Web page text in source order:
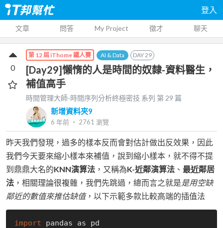
登入
文章 問答 My Project 徵才 聊天
第 12 屆 iThome 鐵人賽 AI & Data DAY29
[Day29]懶惰的人是時間的奴隸-資料醫生，
補值高手
時間管理大師-時間序列分析終極密技 系列 第29 篇
新增資料夾9
6 年前 ‧ 2761 瀏覽
0
昨天我們發現，過多的樣本反而會對估計做出反效果，因此
我們今天要來縮小樣本來補值，說到縮小樣本，就不得不提
到鼎鼎大名的KNN演算法 ，又稱為K-近鄰演算法 、 最近鄰居
法 ，相關理論很複雜，我們先跳過，總而言之就是是用空缺
鄰近的數值來推估缺值，以下示範多款比較高端的插值法
import